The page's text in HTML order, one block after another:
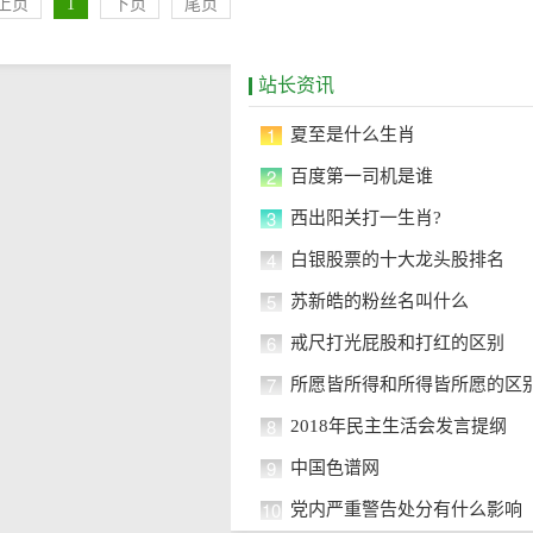
页 1 下页 尾页
站长资讯
1 夏至是什么生肖
2 百度第一司机是谁
3 西出阳关打一生肖?
4 白银股票的十大龙头股排名
5 苏新皓的粉丝名叫什么
6 戒尺打光屁股和打红的区别
7 所愿皆所得和所得皆所愿的区
8 2018年民主生活会发言提纲
9 中国色谱网
10 党内严重警告处分有什么影响